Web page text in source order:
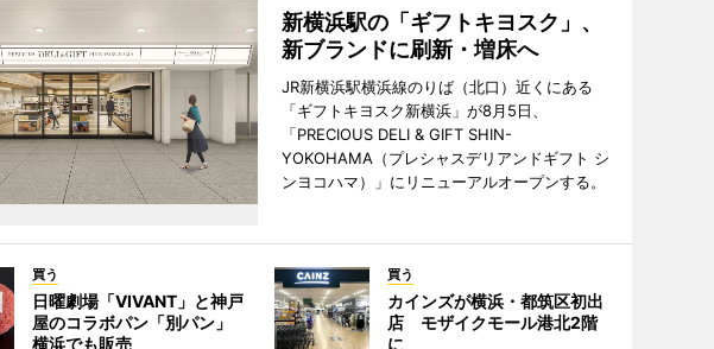
新横浜駅の「ギフトキヨスク」、
新ブランドに刷新・増床へ
JR新横浜駅横浜線のりば（北口）近くにある
「ギフトキヨスク新横浜」が8月5日、
「PRECIOUS DELI & GIFT SHIN-
YOKOHAMA（プレシャスデリアンドギフト シ
ンヨコハマ）」にリニューアルオープンする。
買う
日曜劇場「VIVANT」と神戸
屋のコラボパン「別パン」
横浜でも販売
買う
カインズが横浜・都筑区初出
店 モザイクモール港北2階
に